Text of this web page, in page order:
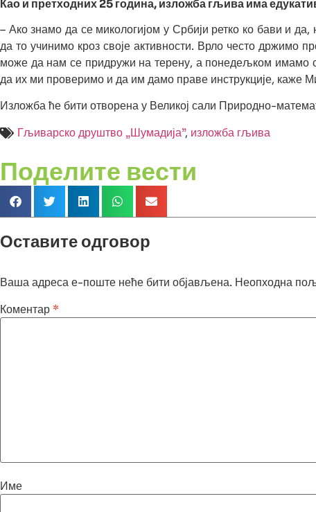
Као и претходних 25 година, изложба гљива има
– Ако знамо да се микологијом у Србији ретко ко бави и
да то учинимо кроз своје активности. Врло често држимо
може да нам се придружи на терену, а понедељком имамо
да их ми проверимо и да им дамо праве инструкције, каже
Изложба ће бити отворена у Великој сали Природно-
Гљиварско друштво „Шумадија”, изложба гљива
Поделите вести
Оставите одговор
Ваша адреса е-поште неће бити објављена. Неопходна
Коментар *
Име